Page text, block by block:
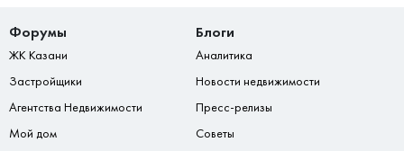
Форумы
ЖК Казани
Застройщики
Агентства Недвижимости
Мой дом
Блоги
Аналитика
Новости недвижимости
Пресс-релизы
Советы